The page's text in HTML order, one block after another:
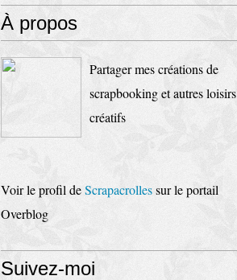
À propos
Partager mes créations de
scrapbooking et autres loisirs
créatifs
Voir le profil deScrapacrollessur le portail
Overblog
Suivez-moi